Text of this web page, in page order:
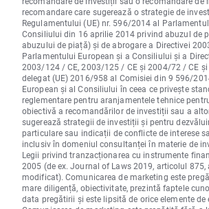
recomandare care sugerează o strategie de
Regulamentului (UE) nr. 596/2014 al
Consiliului din 16 aprilie 2014 privind abuzul de
abuzului de piață) și de abrogare a Directivei
Parlamentului European și a Consiliului și a
2003/124 / CE, 2003/125 / CE și 2004/72 / CE
delegat (UE) 2016/958 al Comisiei din 9 596/
European și al Consiliului în ceea ce privește
reglementare pentru aranjamentele tehnice
obiectivă a recomandărilor de investiții sau a
sugerează strategii de investiții și pentru
particulare sau indicații de conflicte de interese
inclusiv în domeniul consultanței în materie de
Legii privind tranzacționarea cu instrumente
2005 (de ex. Journal of Laws 2019, articolul
modificat). Comunicarea de marketing este
mare diligență, obiectivitate, prezintă faptele
data pregătirii și este lipsită de orice elemente de